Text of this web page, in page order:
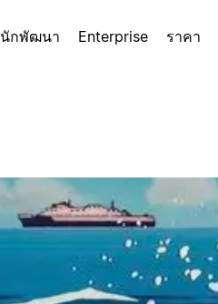
นักพัฒนา Enterprise ราคา